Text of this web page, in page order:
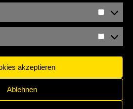
akzeptieren
Ablehnen